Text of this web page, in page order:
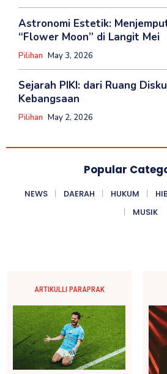
Astronomi Estetik:
“Flower Moon” di Langit Mei
Pilihan May 3, 2026
Sejarah PIKI: dari Ruang
Kebangsaan
Pilihan May 2, 2026
Popular
NEWS DAERAH HUKUM
MUSIK
ARTIKULLI PARAPRAK